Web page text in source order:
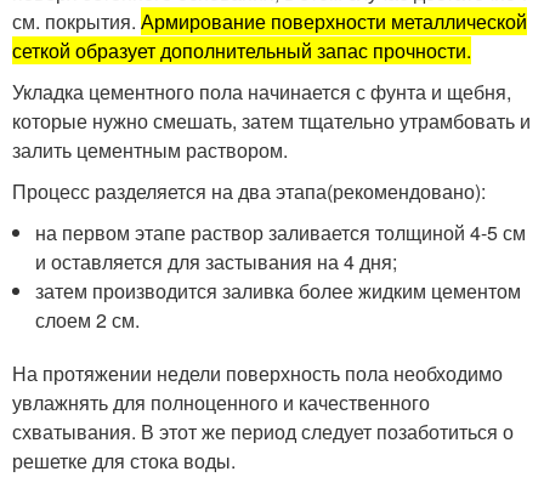
см. покрытия. Армирование поверхности металлической
сеткой образует дополнительный запас прочности.
Укладка цементного пола начинается с фунта и щебня,
которые нужно смешать, затем тщательно утрамбовать и
залить цементным раствором.
Процесс разделяется на два этапа(рекомендовано):
на первом этапе раствор заливается толщиной 4-5 см
и оставляется для застывания на 4 дня;
затем производится заливка более жидким цементом
слоем 2 см.
На протяжении недели поверхность пола необходимо
увлажнять для полноценного и качественного
схватывания. В этот же период следует позаботиться о
решетке для стока воды.